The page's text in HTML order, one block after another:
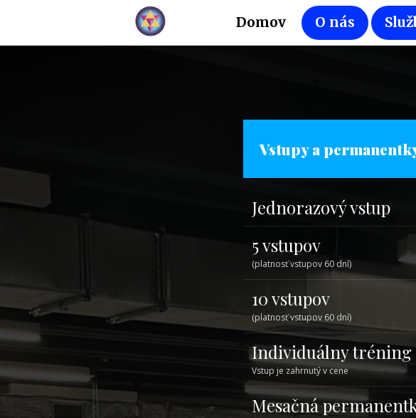
Domov O nás
Vstupy a
Jednorazový vstup
5 vstupov
(platnosť vstupov 60 dní)
10 vstupov
(platnosť vstupov 60 dní)
Individuálny tréning
Vstup je zahrnutý v cene
Mesačná